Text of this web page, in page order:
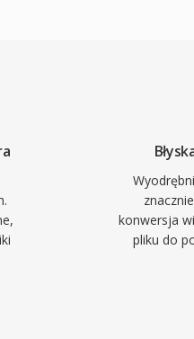
i urzadzeniach
konwersja
pliku do